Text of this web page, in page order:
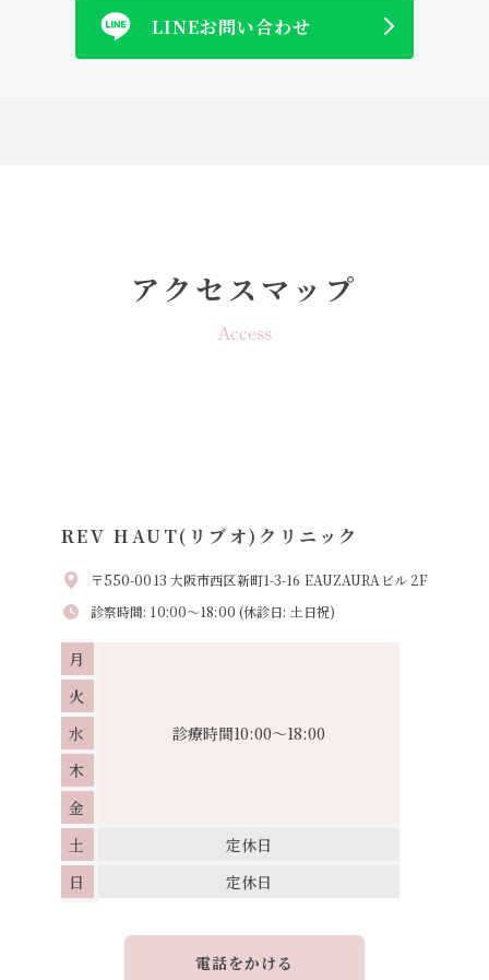
LINEお問い合わせ
アクセスマップ
Access
REV HAUT(リブオ)クリニック
〒550-0013 大阪市西区新町1-3-16 EAUZAURAビル 2F
診察時間: 10:00～18:00 (休診日: 土日祝)
月
火
水
木
金
土
日
診療時間10:00～18:00
定休日
定休日
電話をかける